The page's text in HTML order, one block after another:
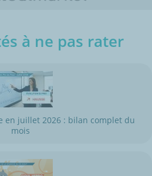
à ne pas rater
en juillet 2026 : bilan complet du
mois